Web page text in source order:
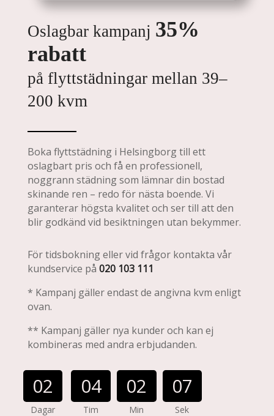
Oslagbar kampanj 35%
rabatt
på flyttstädningar mellan 39–
200 kvm
Boka flyttstädning i Helsingborg till ett
oslagbart pris och få en professionell,
noggrann städning som lämnar din bostad
skinande ren – redo för nästa boende. Vi
garanterar högsta kvalitet och ser till att den
blir godkänd vid besiktningen utan bekymmer.
För tidsbokning eller vid frågor kontakta vår
kundservice på 020 103 111
* Kampanj gäller endast de angivna kvm enligt
ovan.
** Kampanj gäller nya kunder och kan ej
kombineras med andra erbjudanden.
002
Dagar
04
Tim
02
Min
06
Sek